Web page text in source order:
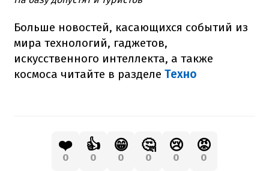
Больше новостей, касающихся событий из
мира технологий, гаджетов,
искусственного интеллекта, а также
космоса читайте в разделе Техно
❤️
0
👍
0
😁
0
🤔
0
😢
0
😡
0